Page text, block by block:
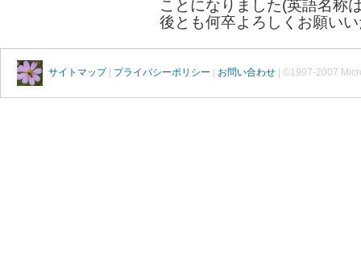
ことになりました(英語名称
後とも何卒よろしくお願い
サイトマップ| プライバシーポリシー お問い合わせ | ©1997-2007